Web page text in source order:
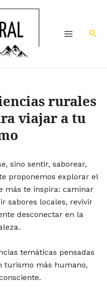
Menu
rurales
viajar a tu
sino sentir, saborear,
proponemos explorar el
más te inspira: caminar
sabores locales, revivir
desconectar en la
temáticas pensadas
turismo más humano,